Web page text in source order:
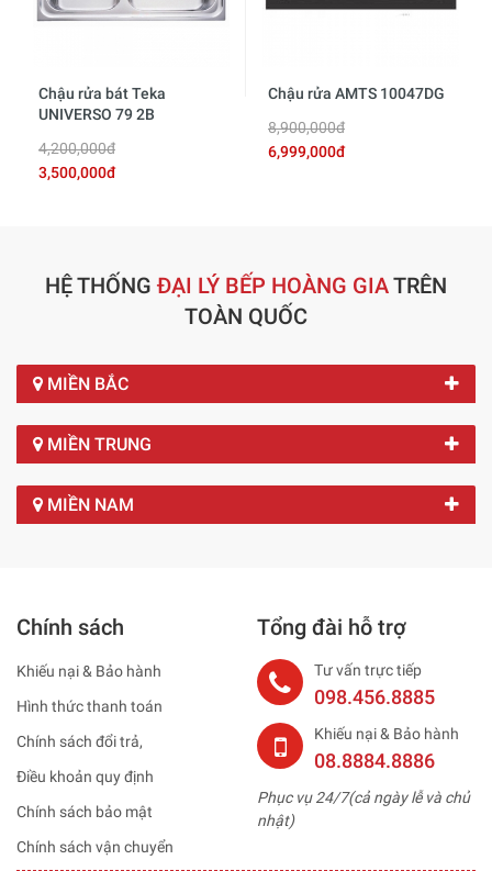
Chậu rửa bát Teka
UNIVERSO 79 2B
4,200,000đ
3,500,000đ
Chậu rửa AMTS 10047DG
8,900,000đ
6,999,000đ
HỆ THỐNG ĐẠI LÝ BẾP HOÀNG GIATRÊN
TOÀN QUỐC
MIỀN BẮC
MIỀN TRUNG
MIỀN NAM
Chính sách
Khiếu nại & Bảo hành
Hình thức thanh toán
Chính sách đổi trả,
Điều khoản quy định
Chính sách bảo mật
Chính sách vận chuyển
Tổng đài hỗ trợ
Tư vấn trực tiếp
098.456.8885
Khiếu nại & Bảo hành
08.8884.8886
Phục vụ 24/7(cả ngày lễ và chủ
nhật)